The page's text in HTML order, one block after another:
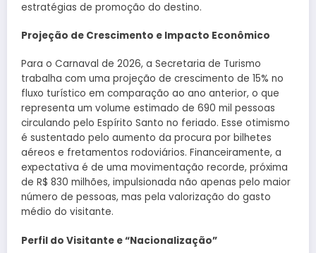
estratégias de promoção do destino.
Projeção de Crescimento e Impacto Econômico
Para o Carnaval de 2026, a Secretaria de Turismo
trabalha com uma projeção de crescimento de 15% no
fluxo turístico em comparação ao ano anterior, o que
representa um volume estimado de 690 mil pessoas
circulando pelo Espírito Santo no feriado. Esse otimismo
é sustentado pelo aumento da procura por bilhetes
aéreos e fretamentos rodoviários. Financeiramente, a
expectativa é de uma movimentação recorde, próxima
de R$ 830 milhões, impulsionada não apenas pelo maior
número de pessoas, mas pela valorização do gasto
médio do visitante.
Perfil do Visitante e “Nacionalização”